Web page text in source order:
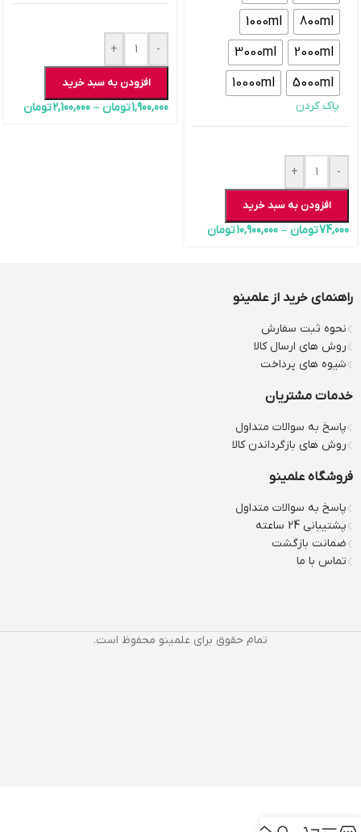
800ml
1000ml
2000ml
3000ml
5000ml
10000ml
پاک کردن
-
+
افزودن به سبد خرید
74,000تومان –
10,900,000تومان
-
+
افزودن به سبد خرید
1,900,000تومان –
2,100,000تومان
راهنمای خرید از علمینو
نحوه ثبت سفارش
روش های ارسال کالا
شیوه های پرداخت
خدمات مشتریان
پاسخ به سوالات متداول
روش های بازگرداندن کالا
فروشگاه علمینو
پاسخ به سوالات متداول
پشتیبانی 24 ساعته
ضمانت بازگشت
تماس با ما
تمام حقوق برای علمینو محفوظ است.